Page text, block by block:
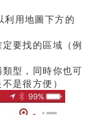
利用地圖下方的
定要找的區域（例
型，同時你也可
是很方便）